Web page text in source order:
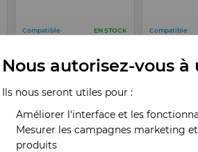
Compatible EN STOCK
connecter
Compatible
Nous autorisez-vous
Ils nous seront utiles pour :
Améliorer l'interface et les
Mesurer les campagnes marketing
produits